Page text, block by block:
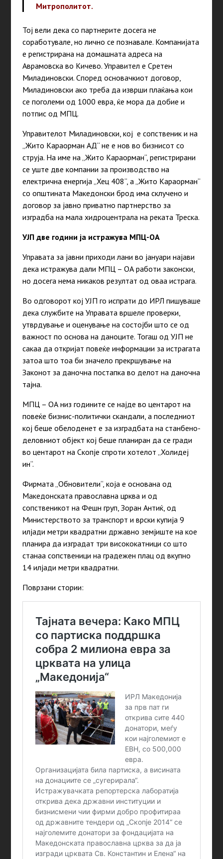
Митрополитот.
Тој вели дека со партнерите досега не
соработувале, но лично се познавале. Компанијата
е регистрирана на домашната адреса на
Аврамовска во Кичево. Управител е Сретен
Миладиновски. Според основачкиот договор,
Миладиновски ако треба да изврши плаќања кои
се поголеми од 1000 евра, ќе мора да добие и
потпис од МПЦ.
Управителот Миладиновски, кој е сопственик и на
„Жито Караорман АД“ не е нов во бизнисот со
струја. На име на „Жито Караорман“, регистрирани
се уште две компании за производство на
електрична енергија „Хец 408“, а „Жито Караорман“
со општината Македонски брод има склучено и
договор за јавно приватно партнерство за
изградба на мала хидроцентрала на реката Треска.
УЈП две години ја истражува МПЦ-ОА
Управата за јавни приходи лани во јануари најави
дека истражува дали МПЦ – ОА работи законски,
но досега нема никаков резултат од оваа истрага.
Во одговорот кој УЈП го испрати до ИРЛ пишуваше
дека службите на Управата вршеле проверки,
утврдување и оценување на состојби што се од
важност по основа на даноците. Тогаш од УЈП не
сакаа да откријат повеќе информации за истрагата
затоа што тоа би значело прекршување на
Законот за даночна постапка во делот на даночна
тајна.
МПЦ – ОА низ годините се најде во центарот на
повеќе бизнис-политички скандали, а последниот
кој беше обелоденет е за изградбата на станбено-
деловниот објект кој беше планиран да се гради
во центарот на Скопје спроти хотелот „Холидеј
ин“.
Фирмата „Обновители“, која е основана од
Македонската православна црква и од
сопственикот на Фешн груп, Зоран Антиќ, од
Министерството за транспорт и врски купија 9
илјади метри квадратни државно земјиште на кое
планира да изградат три висококатници со што
станаа сопственици на градежен плац од вкупно
14 илјади метри квадратни.
Поврзани стории: